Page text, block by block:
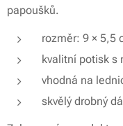
papoušků.
rozměr: 9 × 5,5
kvalitní potisk s
vhodná na
skvělý drobný